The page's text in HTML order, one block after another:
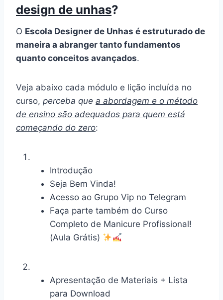
design de unhas?
O Escola Designer de Unhas é estruturado de
maneira a abranger tanto fundamentos
quanto conceitos avançados.
Veja abaixo cada módulo e lição incluída no
curso, perceba que a abordagem e o método
de ensino são adequados para quem está
começando do zero:
Introdução
Seja Bem Vinda!
Acesso ao Grupo Vip no Telegram
Faça parte também do Curso
Completo de Manicure Profissional!
(Aula Grátis)
Apresentação de Materiais + Lista
para Download